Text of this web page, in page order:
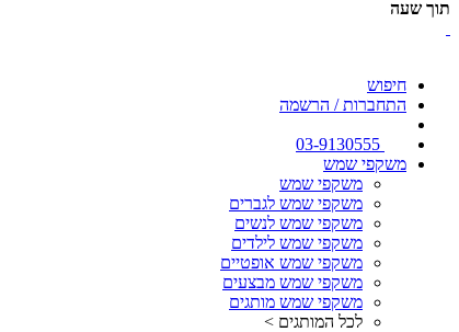
תוך שעה
חיפוש
התחברות / הרשמה
משקפי שמש
משקפי שמש
משקפי שמש לגברים
משקפי שמש לנשים
משקפי שמש לילדים
משקפי שמש אופטיים
משקפי שמש מבצעים
משקפי שמש מותגים
לכל המותגים >